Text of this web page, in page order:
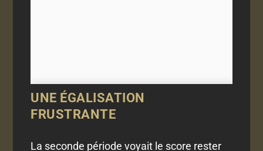
UNE ÉGALISATION
FRUSTRANTE
La seconde période voyait le score rester